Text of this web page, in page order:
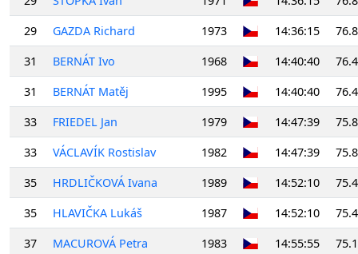
29
GAZDA Richard 1973 14:36:15
31
BERNÁT Ivo 1968 14:40:40
31
BERNÁT Matěj 1995 14:40:40
33
FRIEDEL Jan 1979 14:47:39
33
VÁCLAVÍK Rostislav 1982 14:47:39
35
HRDLIČKOVÁ Ivana 1989 14:52:10
35
HLAVIČKA Lukáš 1987 14:52:10
37
MACUROVÁ Petra 1983 14:55:55